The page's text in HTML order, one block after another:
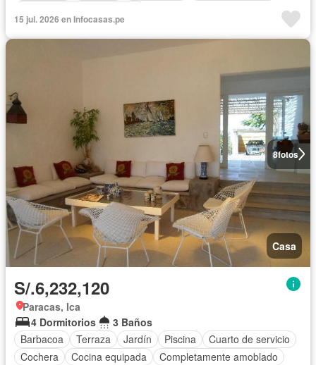
15 jul. 2026 en Infocasas.pe
8fotos
Casa
S/.6,232,120
Paracas, Ica
4 Dormitorios
3 Baños
Barbacoa
Terraza Jardín Piscina
Cuarto de servicio
Cochera
Cocina equipada Completamente amoblado